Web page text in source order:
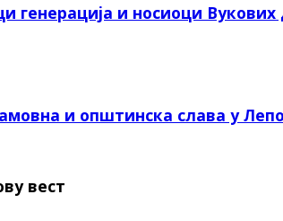
генерација и носиоци
и општинска слава у
вест